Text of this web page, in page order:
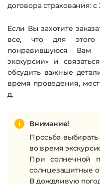
договора страхования: с
Если Вы захотите
все, что для
понравившуюся Вам
экскурсии» и
обсудить важные
время проведения,
д.
Внимание!
Просьба
во время
При солнечной
солнцезащитные
В дождливую